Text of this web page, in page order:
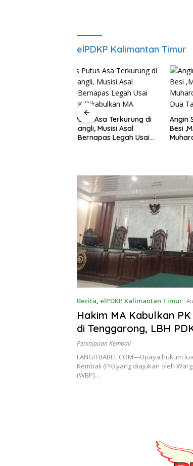
elPDKP Kalimantan Timur
Angin Segar di Tengah Jeruji
Besi ,MA Kabulkan PK
Muharomi Hukuman Dikurangi
Berita, elPDKP Kalimantan Timur
Hakim MA Kabulkan
di Tenggarong, LBH
Keputusan yang Sangat
Berkeadilan
Peninjauan Kembali
LANGITBABEL.COM—Upaya hukum
Kembali (PK) yang diajukan oleh
(WBP)…